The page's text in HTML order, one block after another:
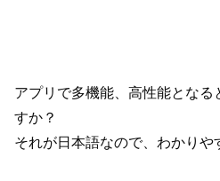
アプリで多機能、高性能とな
すか？
それが日本語なので、わかりや